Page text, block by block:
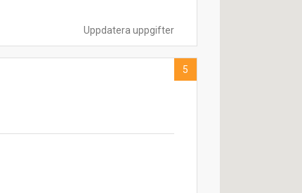
Uppdatera uppgifter
5